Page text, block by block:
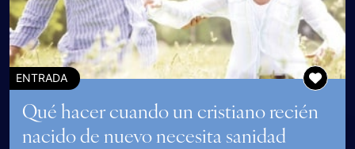
ENTRADA
Qué hacer cuando un cristiano recién
nacido de nuevo necesita sanidad